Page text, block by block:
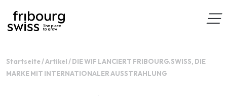
Startseite/Artikel /DIE WIF LANCIERT FRIBOURG.SWISS, DIE
MARKE MIT INTERNATIONALER AUSSTRAHLUNG